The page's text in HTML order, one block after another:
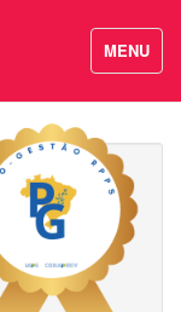
MENU